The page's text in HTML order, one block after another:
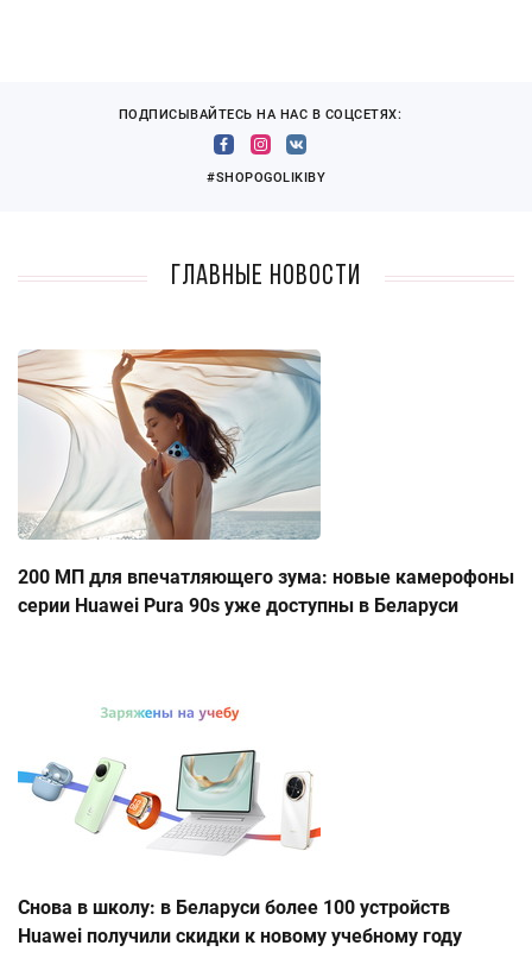
ПОДПИСЫВАЙТЕСЬ НА НАС В СОЦСЕТЯХ:
#SHOPOGOLIKIBY
Главные новости
200 МП для впечатляющего зума: новые камерофоны
серии Huawei Pura 90s уже доступны в Беларуси
Снова в школу: в Беларуси более 100 устройств
Huawei получили скидки к новому учебному году